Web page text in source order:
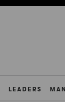
LEADERS MAN